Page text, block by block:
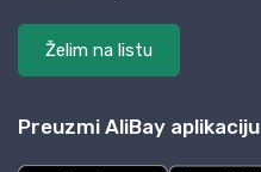
Želim na listu
Preuzmi AliBay aplikaciju